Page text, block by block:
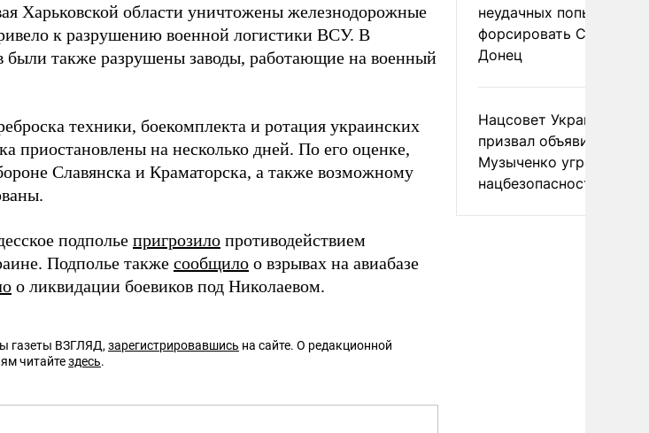
Харьковской области уничтожены железнодорожные
к разрушению военной логистики ВСУ. В
были также разрушены заводы, работающие на военный
техники, боекомплекта и ротация украинских
приостановлены на несколько дней. По его оценке,
Славянска и Краматорска, а также возможному
подполье пригрозило противодействием
Подполье также сообщило о взрывах на авиабазе
о ликвидации боевиков под Николаевом.
газеты ВЗГЛЯД, зарегистрировавшись на сайте. О редакционной
читайтездесь.
неудачных попытках
форсировать
Донец
Нацсовет Украины по
призвал объявить
Музыченко угрозой
нацбезопасности